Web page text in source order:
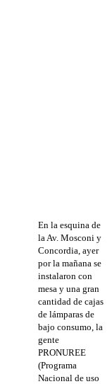
En la esquina de
la Av. Mosconi y
Concordia, ayer
por la mañana se
instalaron con
mesa y una gran
cantidad de cajas
de lámparas de
bajo consumo, la
gente
PRONUREE
(Programa
Nacional de uso